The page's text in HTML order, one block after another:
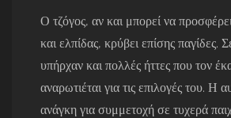
Ο τζόγος, αν και μπορεί να
και ελπίδας, κρύβει επίσης παγίδες.
υπήρχαν και πολλές ήττες που τον
αναρωτιέται για τις επιλογές του. Η
ανάγκη για συμμετοχή σε τυχερά